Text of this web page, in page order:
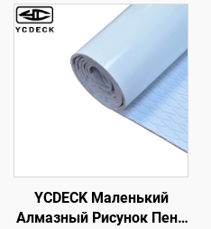
морское
самоклеющееся
покрытие
96''x45.6''/36''/21.6''/16.8''/7.2'',
имитация дуба для
рыбацких лодок,
катеров, РВ, яхт, каяков,
YCDECK Маленький
Алмазный Рисунок Пена